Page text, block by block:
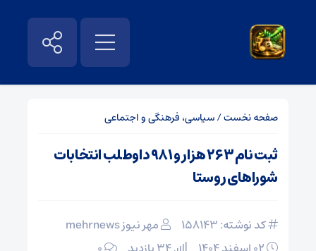
صفحه نخست/سیاسی، فرهنگی و اجتماعی
ثبت نام ۲۶۳ هزار و ۹۸۱ داوطلب انتخابات
شوراهای روستا
کد نوشته: 158143
مهر نیوز mehrnews